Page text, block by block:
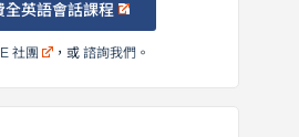
全英語會話課程
社團 ，或諮詢我們 。